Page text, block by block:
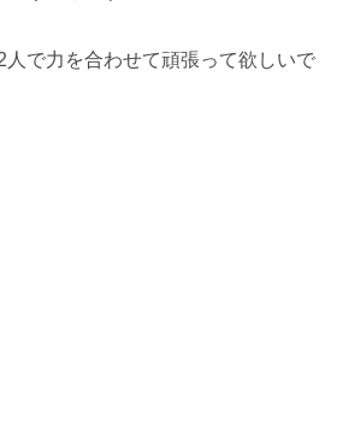
人で力を合わせて頑張って欲しいで